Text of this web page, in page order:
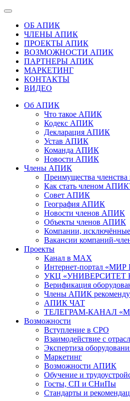
ОБ АПИК
ЧЛЕНЫ АПИК
ПРОЕКТЫ АПИК
ВОЗМОЖНОСТИ АПИК
ПАРТНЕРЫ АПИК
МАРКЕТИНГ
КОНТАКТЫ
ВИДЕО
Об АПИК
Что такое АПИК
Кодекс АПИК
Декларация АПИК
Устав АПИК
Команда АПИК
Новости АПИК
Члены АПИК
Преимущества
Как стать членом
Совет АПИК
География АПИК
Новости членов АПИК
Объекты членов АПИК
Компании,
Вакансии компаний-
Проекты
Канал в MAX
Интернет-портал
УКЦ «УНИВЕРСИТЕТ
Верификация
Члены АПИК
АПИК ЧАТ
ТЕЛЕГРАМ-КАНАЛ
Возможности
Вступление в СРО
Взаимодействие с
Экспертиза
Маркетинг
Возможности АПИК
Обучение и
Госты, СП и СНиПы
Стандарты и